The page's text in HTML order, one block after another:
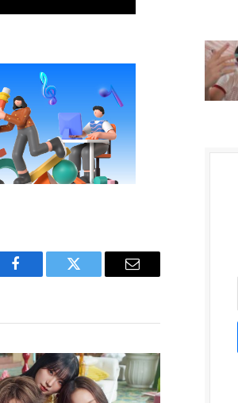
Facebook Twitter Email